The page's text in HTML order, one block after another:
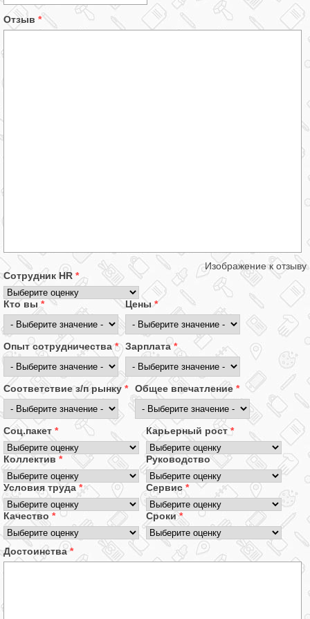
Отзыв *
Изображение к отзыву
Сотрудник HR *
Кто вы * Цены*
Опыт сотрудничества* Зарплата*
Соответствие з/п рынку * Общее впечатление *
Соц.пакет * Карьерный рост*
Коллектив * Руководство
Условия труда * Сервис *
Качество * Сроки*
Достоинства*